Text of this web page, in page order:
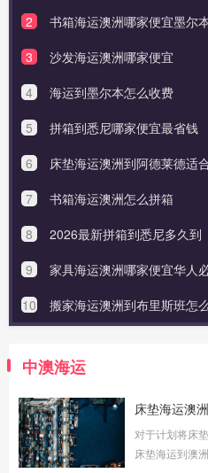
2
书箱海运澳洲哪家便宜墨尔
3
沙发海运澳洲哪家便宜
4
海运到墨尔本怎么收费
5
拼箱到悉尼哪家便宜最省钱
6
床垫海运澳洲到阿德莱德适
7
书箱海运澳洲怎么拼箱
8
2026最新拼箱到悉尼多久到
9
家具海运澳洲哪家便宜华人
10 搬家海运澳洲到布里斯班怎
中澳海运
床垫海运澳
对于计划将床
床垫海运到澳